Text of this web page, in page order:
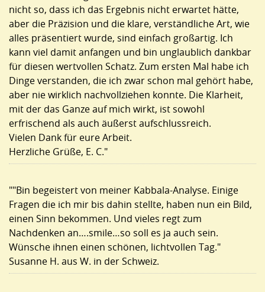
nicht so, dass ich das Ergebnis nicht erwartet hätte,
aber die Präzision und die klare, verständliche Art, wie
alles präsentiert wurde, sind einfach großartig. Ich
kann viel damit anfangen und bin unglaublich dankbar
für diesen wertvollen Schatz. Zum ersten Mal habe ich
Dinge verstanden, die ich zwar schon mal gehört habe,
aber nie wirklich nachvollziehen konnte. Die Klarheit,
mit der das Ganze auf mich wirkt, ist sowohl
erfrischend als auch äußerst aufschlussreich.
Vielen Dank für eure Arbeit.
Herzliche Grüße, E. C."
""Bin begeistert von meiner Kabbala-Analyse. Einige
Fragen die ich mir bis dahin stellte, haben nun ein Bild,
einen Sinn bekommen. Und vieles regt zum
Nachdenken an….smile…so soll es ja auch sein.
Wünsche ihnen einen schönen, lichtvollen Tag."
Susanne H. aus W. in der Schweiz.